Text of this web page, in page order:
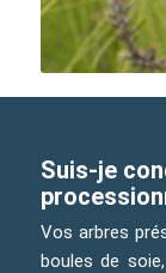
Suis-je
Vos arbres
boules de